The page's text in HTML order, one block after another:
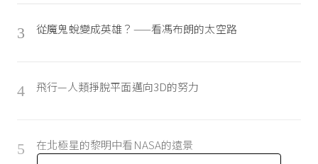
3 從魔鬼蛻變成英雄？——看馮布朗的太空路
4 飛行—人類掙脫平面邁向3D的努力
5 在北極星的黎明中看NASA的遠景